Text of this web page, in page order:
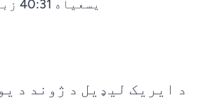
یسعیاه 40:31 زبور 119:28
د ایریک لیډیل د ژوند د